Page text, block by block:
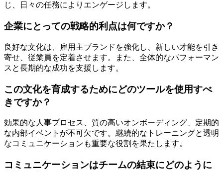
じ、日々の任務によりエンゲージします。
企業にとっての戦略的利点は何ですか？
良好な文化は、雇用主ブランドを強化し、新しい才能を引き
寄せ、従業員を定着させます。また、全体的なパフォーマン
スと長期的な成功を支援します。
この文化を育成するためにどのツールを使用すべ
きですか？
効果的な人事プロセス、質の高いオンボーディング、定期的
な内部イベントが不可欠です。継続的なトレーニングと透明
なコミュニケーションも重要な役割を果たします。
コミュニケーションはチームの結束にどのように